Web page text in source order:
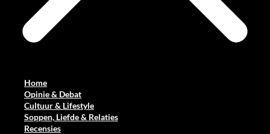
Home
Opinie & Debat
Cultuur & Lifestyle
Soppen, Liefde & Relaties
Recensies